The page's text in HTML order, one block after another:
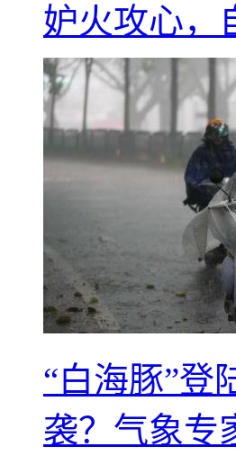
妒火攻心，
“白海豚”登
袭？气象专